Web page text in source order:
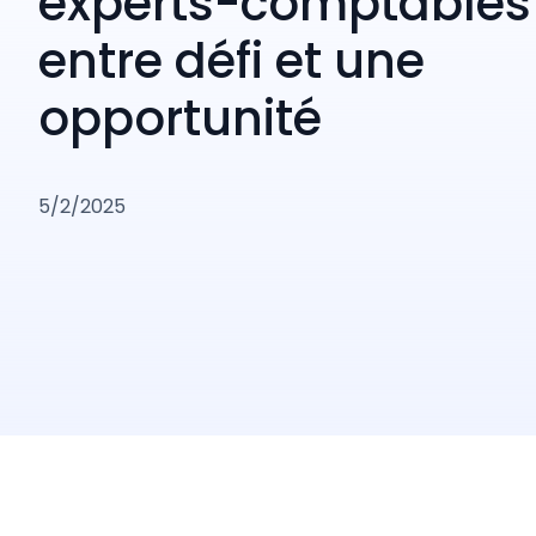
entre défi et une
opportunité
5/2/2025